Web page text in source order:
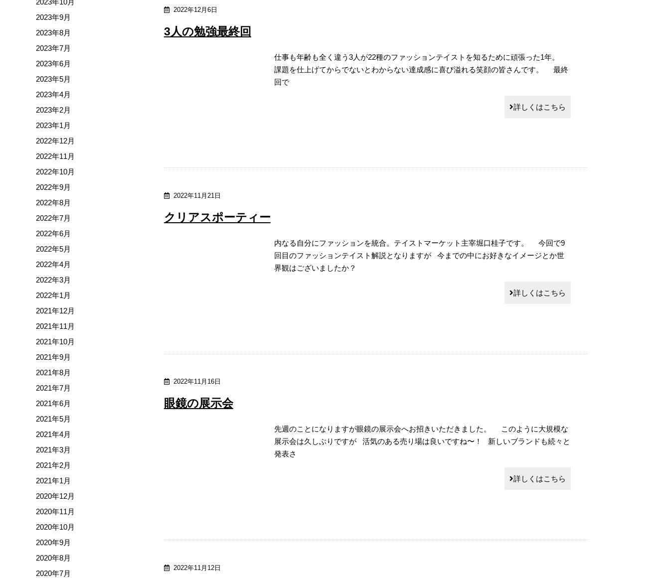
2022年12月6日
3人の勉強最終回
仕事も年齢も全く違う3人が22種のファッションテイストを知るために頑張った1年。
課題を仕上げてからでないとわからない達成感に喜び溢れる笑顔の皆さんです。 最終
回で
詳しくはこちら
2022年11月21日
クリアスポーティー
内なる自分にファッションを統合。テイストマーケット主宰堀口桂子です。 今回で9
回目のファッションテイスト解説となりますが 今までの中にお好きなイメージとか世
界観はございましたか？
詳しくはこちら
2022年11月16日
眼鏡の展示会
先週のことになりますが眼鏡の展示会へお招きいただきました。 このように大規模な
展示会は久しぶりですが 活気のある売り場は良いですね〜！ 新しいブランドも続々と
発表さ
詳しくはこちら
2022年11月12日
2023年9月
2023年8月
2023年7月
2023年6月
2023年5月
2023年4月
2023年2月
2023年1月
2022年12月
2022年11月
2022年10月
2022年9月
2022年8月
2022年7月
2022年6月
2022年5月
2022年4月
2022年3月
2022年1月
2021年12月
2021年11月
2021年10月
2021年9月
2021年8月
2021年7月
2021年6月
2021年5月
2021年4月
2021年3月
2021年2月
2021年1月
2020年12月
2020年11月
2020年10月
2020年9月
2020年8月
2020年7月